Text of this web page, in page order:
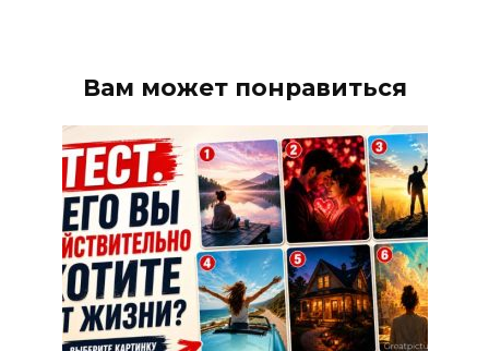
Вам может понравиться